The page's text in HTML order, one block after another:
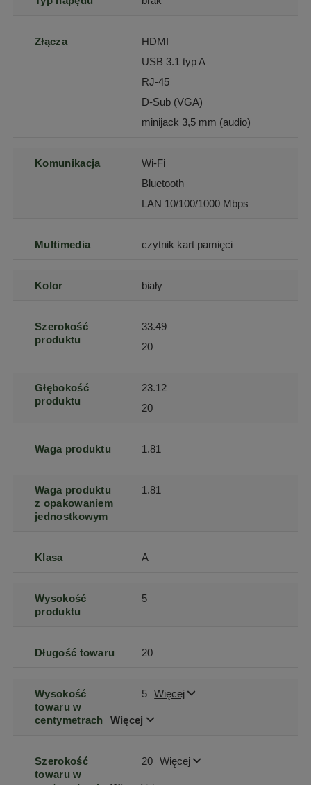
Złącza
HDMI
USB 3.1 typ A
RJ-45
D-Sub (VGA)
minijack 3,5 mm (audio)
Komunikacja
Wi-Fi
Bluetooth
LAN 10/100/1000 Mbps
Multimedia czytnik kart pamięci
Kolor biały
Szerokość
produktu
33.49
20
Głębokość
produktu
23.12
20
Waga produktu 1.81
Waga produktu
z opakowaniem
jednostkowym
1.81
Klasa A
Wysokość
produktu
5
Długość towaru 20
Wysokość
towaru w
centymetrach
Więcej
5 Więcej
Szerokość
towaru w
20 Więcej